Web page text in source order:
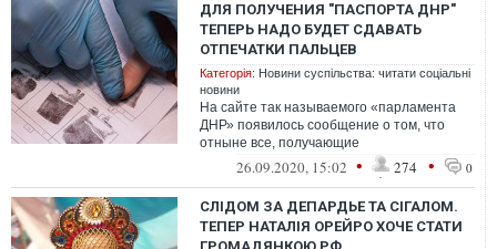
ДЛЯ ПОЛУЧЕНИЯ "ПАСПОРТА ДНР"
ТЕПЕРЬ НАДО БУДЕТ СДАВАТЬ
ОТПЕЧАТКИ ПАЛЬЦЕВ
Категорія: Новини суспільства: читати соціальні
новини
На сайте так называемого «парламента
ДНР» появилось сообщение о том, что
отныне все, получающие
«республиканские паспорта», обязаны
проходить процедур...
26.09.2020, 15:02 • 274 • 0
СЛІДОМ ЗА ДЕПАРДЬЕ ТА СІГАЛОМ.
ТЕПЕР НАТАЛІЯ ОРЕЙРО ХОЧЕ СТАТИ